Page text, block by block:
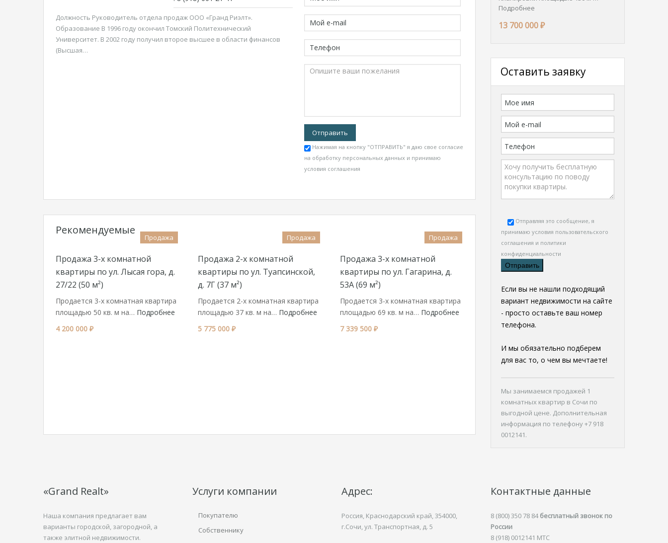
Должность Руководитель отдела продаж ООО «Гранд Риэлт».
Образование В 1996 году окончил Томский Политехнический
Университет. В 2002 году получил второе высшее в области финансов
(Высшая…
Нажимая на кнопку "ОТПРАВИТЬ" я даю свое согласие
на обработку персональных данных и принимаю
условия соглашения
Рекомендуемые
Продажа
Продажа 3-х комнатной
квартиры по ул. Лысая гора, д.
27/22 (50 м²)
Продается 3-х комнатная квартира
площадью 50 кв. м на… Подробнее
4 200 000 ₽
Продажа
Продажа 2-х комнатной
квартиры по ул. Туапсинской,
д. 7Г (37 м²)
Продается 2-х комнатная квартира
площадью 37 кв. м на… Подробнее
5 775 000 ₽
Продажа
Продажа 3-х комнатной
квартиры по ул. Гагарина, д.
53А (69 м²)
Продается 3-х комнатная квартира
площадью 69 кв. м на… Подробнее
7 339 500 ₽
Подробнее
13 700 000 ₽
Оставить заявку
Отправляя это сообщение, я
принимаю условия пользовательского
соглашения и политики
конфиденциальности
Если вы не нашли подходящий
вариант недвижимости на сайте
- просто оставьте ваш номер
телефона.
И мы обязательно подберем
для вас то, о чем вы мечтаете!
Мы занимаемся продажей 1
комнатных квартир в Сочи по
выгодной цене. Дополнительная
информация по телефону +7 918
0012141.
«Grand Realt»
Наша компания предлагает вам
варианты городской, загородной, а
также элитной недвижимости.
Услуги компании
Покупателю
Собственнику
Адрес:
Россия, Краснодарский край,354000,
г.Сочи, ул. Транспортная, д. 5
Контактные данные
8 (800) 350 78 84бесплатный звонок по
России
8 (918) 0012141 MTC